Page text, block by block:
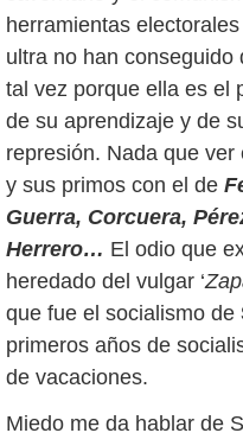
herramientas
ultra no han conseguido
tal vez porque ella es el
de su aprendizaje y de
represión. Nada que
y sus primos con el de
Guerra, Corcuera,
Herrero… El odio que
heredado del vulgar ‘
que fue el socialismo de
primeros años de
de vacaciones.
Miedo me da hablar de